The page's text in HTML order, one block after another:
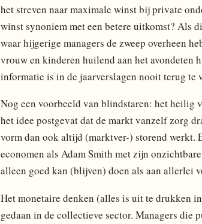
het streven naar maximale winst bij private
winst synoniem met een betere uitkomst? Als
waar hijgerige managers de zweep overheen
vrouw en kinderen huilend aan het avondeten
informatie is in de jaarverslagen nooit terug te
Nog een voorbeeld van blindstaren: het heilig
het idee postgevat dat de markt vanzelf zorg
vorm dan ook altijd (marktver-) storend werkt.
economen als Adam Smith met zijn
alleen goed kan (blijven) doen als aan allerlei
Het monetaire denken (alles is uit te drukken
gedaan in de collectieve sector. Managers die